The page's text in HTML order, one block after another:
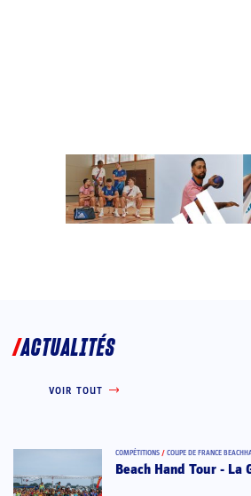
ACTUALITÉS
VOIR TOUT
COMPÉTITIONS / COUPE DE FRANCE
Beach Hand Tour -